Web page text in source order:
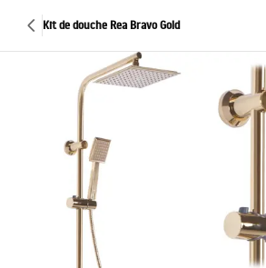
Kit de douche Rea Bravo Gold